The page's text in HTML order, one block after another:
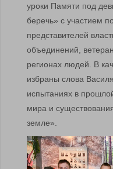
уроки Памяти под
беречь» с участием
представителей
объединений,
регионах людей. В
избраны слова
испытаниях в
мира и
земле».